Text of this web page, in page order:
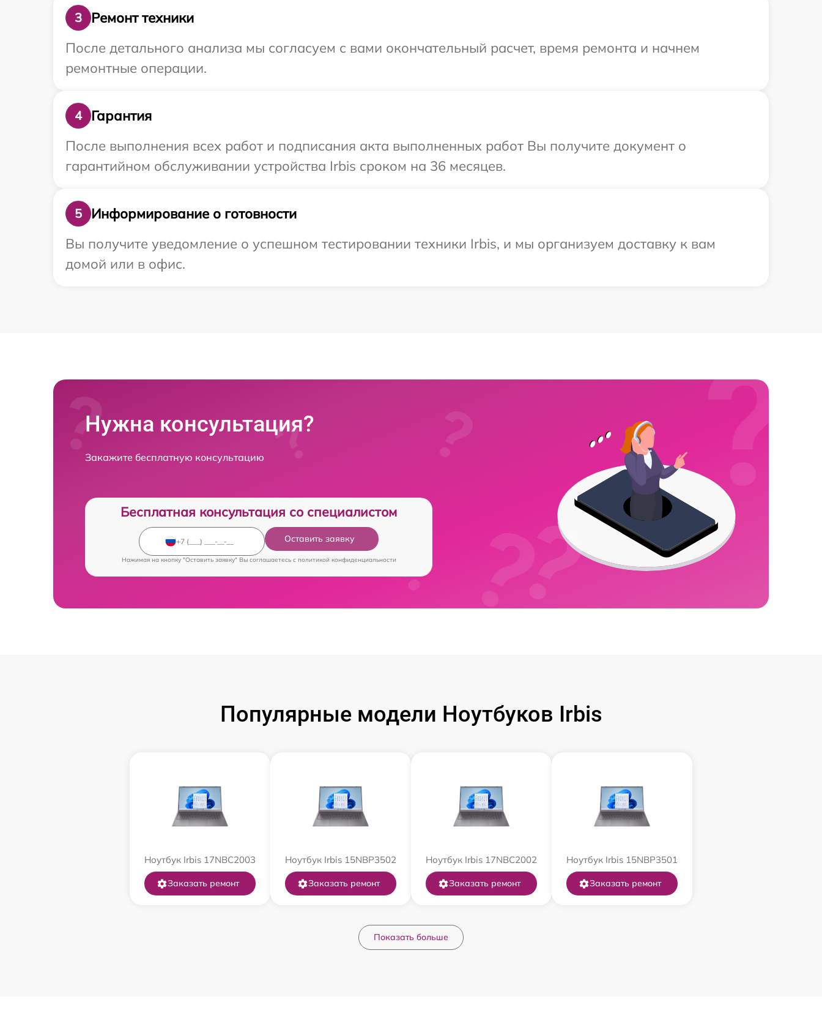
3
Ремонт техники
После детального анализа мы согласуем с вами окончательный расчет, время ремонта и начнем
ремонтные операции.
4
Гарантия
После выполнения всех работ и подписания акта выполненных работ Вы получите документ о
гарантийном обслуживании устройства Irbis сроком на 36 месяцев.
5
Информирование о готовности
Вы получите уведомление о успешном тестировании техники Irbis, и мы организуем доставку к вам
домой или в офис.
Нужна консультация?
Закажите бесплатную консультацию
Бесплатная консультация со специалистом
Оставить заявку
Нажимая на кнопку "Оставить заявку" Вы соглашаетесь c политикой конфиденциальности
Популярные модели Ноутбуков Irbis
Ноутбук Irbis 17NBC2003
Заказать ремонт
Ноутбук Irbis 15NBP3502
Заказать ремонт
Ноутбук Irbis 17NBC2002
Заказать ремонт
Ноутбук Irbis 15NBP3501
Заказать ремонт
Показать больше